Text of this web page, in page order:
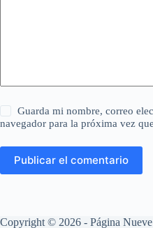
Guarda mi nombre, correo
navegador para la próxima vez
Publicar el comentario
Copyright © 2026 - Página Nueve